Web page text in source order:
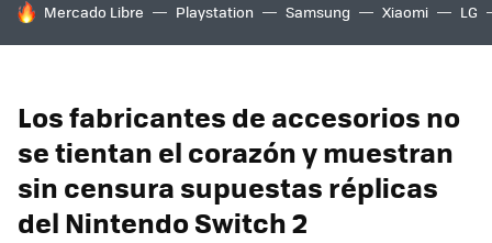
HOY SE HABLA DE
Mercado Libre Playstation Samsung Xiaomi LG
Los fabricantes de accesorios no
se tientan el corazón y muestran
sin censura supuestas réplicas
del Nintendo Switch 2